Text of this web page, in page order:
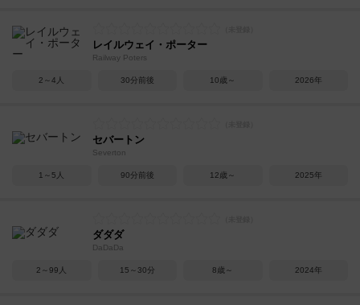
レイルウェイ・ポーター
Railway Poters
2～4人 30分前後 10歳～ 2026年
セバートン
Severton
1～5人 90分前後 12歳～ 2025年
ダダダ
DaDaDa
2～99人 15～30分 8歳～ 2024年